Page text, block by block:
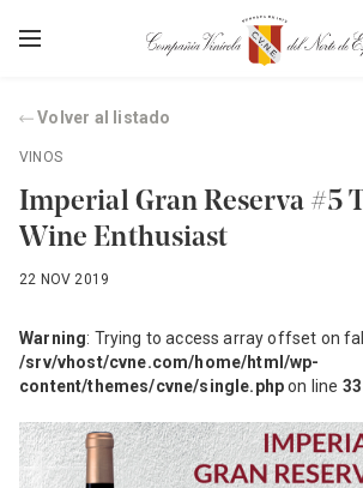
Volver al listado
VINOS
Imperial Gran Reserva #5
Wine Enthusiast
22 NOV 2019
Warning: Trying to access array offset on
/srv/vhost/cvne.com/home/html/wp-
content/themes/cvne/single.phpon line 33